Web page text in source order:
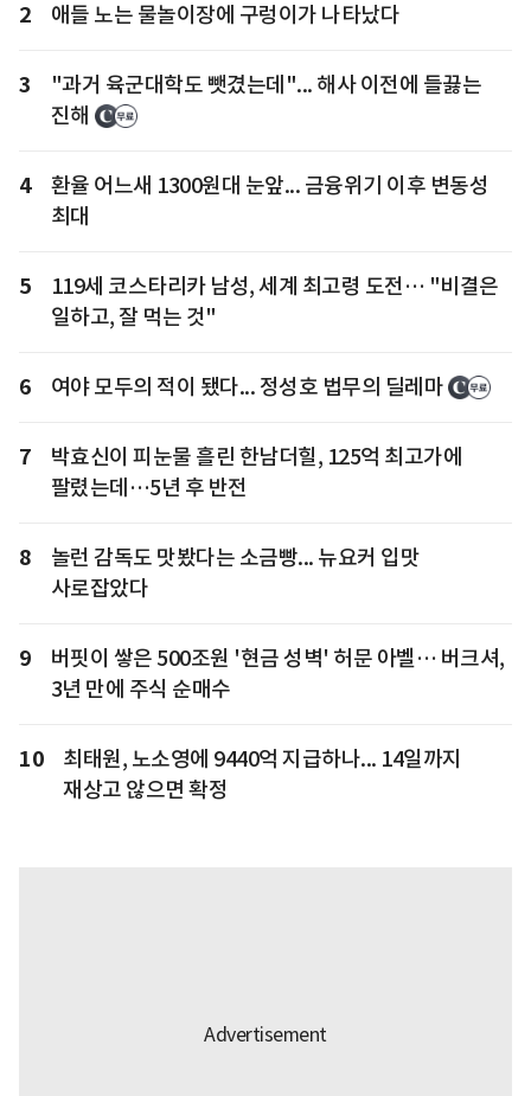
2 애들 노는 물놀이장에 구렁이가 나타났다
3
"과거 육군대학도 뺏겼는데"... 해사 이전에 들끓는
진해
4
환율 어느새 1300원대 눈앞... 금융위기 이후 변동성
최대
5
119세 코스타리카 남성, 세계 최고령 도전… "비결은
일하고, 잘 먹는 것"
6 여야 모두의 적이 됐다... 정성호 법무의 딜레마
7
박효신이 피눈물 흘린 한남더힐, 125억 최고가에
팔렸는데…5년 후 반전
8
놀런 감독도 맛봤다는 소금빵... 뉴요커 입맛
사로잡았다
9
버핏이 쌓은 500조원 '현금 성벽' 허문 아벨… 버크셔,
3년 만에 주식 순매수
10
최태원, 노소영에 9440억 지급하나... 14일까지
재상고 않으면 확정